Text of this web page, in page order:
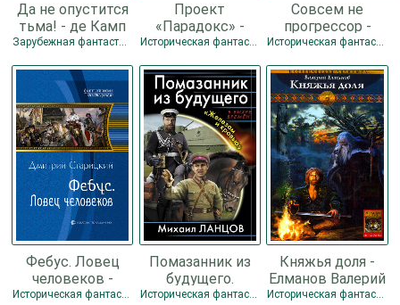
Да не опустится
тьма! - де Камп
Лайон Спрэг Зарубежная фантастика / Историческая фантастика / Прочее / Разная фантастика
Проект
«Парадокс» -
Каменков-
Историческая фантастика
Совсем не
прогрессор -
Лернер Марик
lrnr1
Историческая фантастика / Разная фантастика
Фебус. Ловец
человеков -
Старицкий
Историческая фантастика / Разная фантастика
Помазанник из
будущего.
«Железом и
Историческая фантастика / Разная фантастика
Княжья доля -
Елманов Валерий
Иванович
Историческая фантастика / Разная фантастика